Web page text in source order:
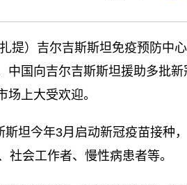
提）吉尔吉斯斯坦免疫预防中
中国向吉尔吉斯斯坦援助多批
上大受欢迎。
坦今年3月启动新冠疫苗接种
会工作者、慢性病患者等。